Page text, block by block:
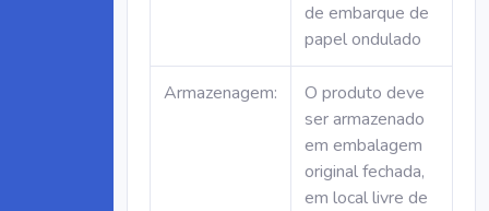
de embarque de
papel ondulado
Armazenagem:
O produto deve
ser armazenado
em embalagem
original fechada,
em local livre de